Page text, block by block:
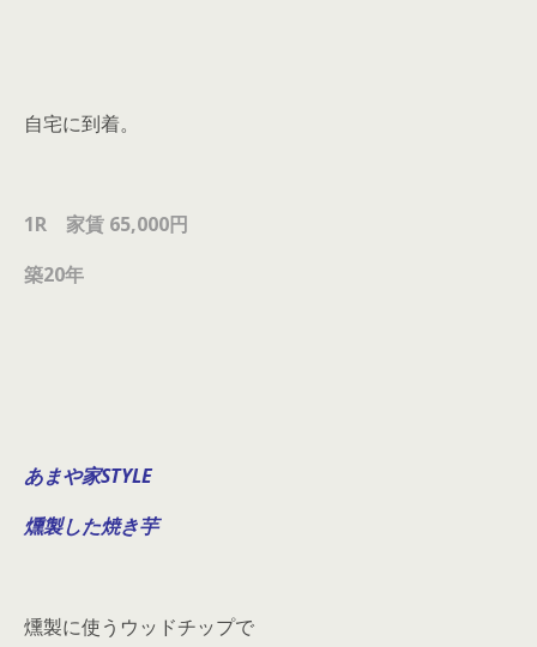
自宅に到着。
1R 家賃 65,000円
築20年
あまや家STYLE
燻製した焼き芋
燻製に使うウッドチップで